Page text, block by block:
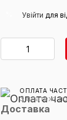
Увійти для
ОПЛАТА
3 платежі
Доставка